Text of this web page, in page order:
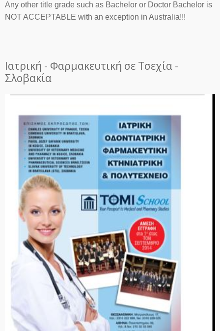
Any other title grade such as Bachelor or Doctor Bachelor is
NOT ACCEPTABLE with an exception in Australia!!!
Ιατρική - Φαρμακευτική σε Τσεχία -
Σλοβακία